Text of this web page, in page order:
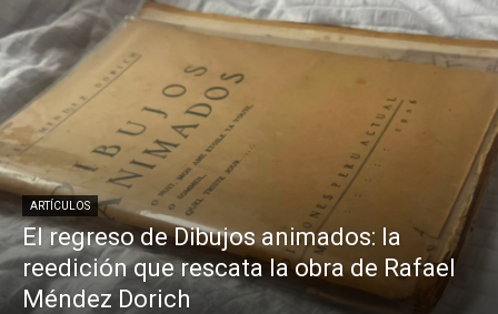
ARTÍCULOS
El regreso de Dibujos animados: la
reedición que rescata la obra de Rafael
Méndez Dorich